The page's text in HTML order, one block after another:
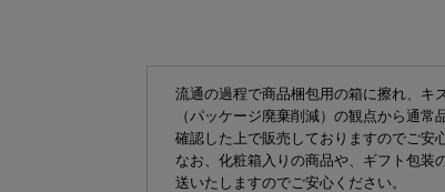
流通の過程で商品梱包用の箱に擦れ、キ
（パッケージ廃棄削減）の観点から通
確認した上で販売しておりますのでご安
なお、化粧箱入りの商品や、ギフト包装
送いたしますのでご安心ください。